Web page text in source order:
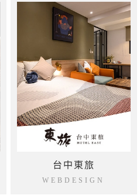
台中東旅
WEBDESIGN